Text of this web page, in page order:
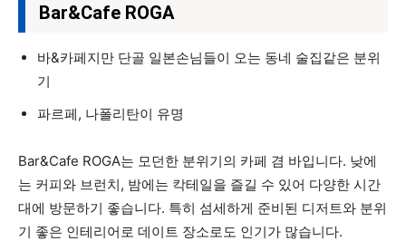
Bar&Cafe ROGA
바&카페지만 단골 일본손님들이 오는 동네 술집같은 분위
기
파르페, 나폴리탄이 유명
Bar&Cafe ROGA는 모던한 분위기의 카페 겸 바입니다. 낮에
는 커피와 브런치, 밤에는 칵테일을 즐길 수 있어 다양한 시간
대에 방문하기 좋습니다. 특히 섬세하게 준비된 디저트와 분위
기 좋은 인테리어로 데이트 장소로도 인기가 많습니다.